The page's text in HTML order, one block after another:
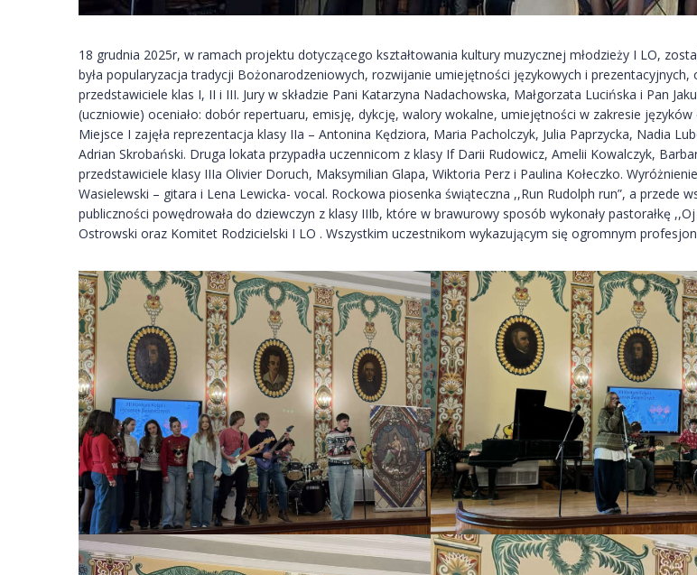
18 grudnia 2025r, w ramach projektu dotyczącego kształtowania kultury muzycznej młodzieży I LO,
była popularyzacja tradycji Bożonarodzeniowych, rozwijanie umiejętności językowych i
przedstawiciele klas I, II i III. Jury w składzie Pani Katarzyna Nadachowska, Małgorzata Lucińska i Pan
(uczniowie) oceniało: dobór repertuaru, emisję, dykcję, walory wokalne, umiejętności w zakresie
Miejsce I zajęła reprezentacja klasy IIa – Antonina Kędziora, Maria Pacholczyk, Julia Paprzycka, Nadia
Adrian Skrobański. Druga lokata przypadła uczennicom z klasy If Darii Rudowicz, Amelii Kowalczyk,
przedstawiciele klasy IIIa Olivier Doruch, Maksymilian Glapa, Wiktoria Perz i Paulina Kołeczko.
Wasielewski – gitara i Lena Lewicka- vocal. Rockowa piosenka świąteczna ,,Run Rudolph run”, a przede
publiczności powędrowała do dziewczyn z klasy IIIb, które w brawurowy sposób wykonały pastorałkę
Ostrowski oraz Komitet Rodzicielski I LO . Wszystkim uczestnikom wykazującym się ogromnym